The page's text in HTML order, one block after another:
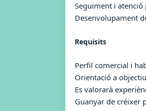
Seguiment i atenció
Desenvolupament
Requisits
Perfil comercial i
Orientació a
Es valorarà
Guanyar de créixer